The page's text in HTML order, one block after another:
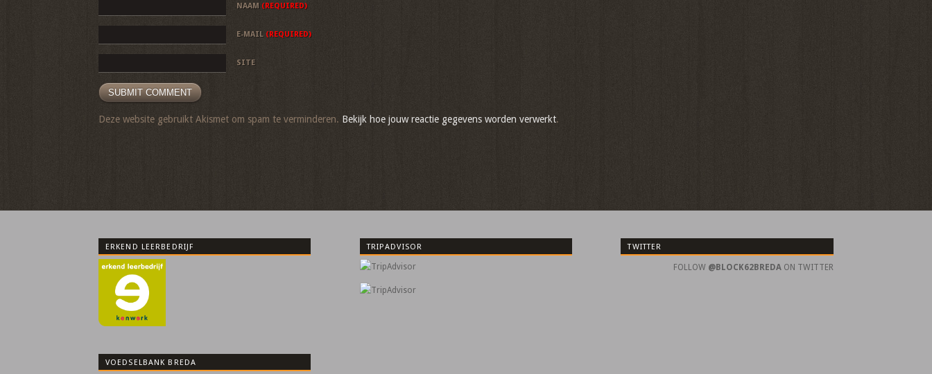
NAAM (REQUIRED)
E-MAIL (REQUIRED)
SITE
Deze website gebruikt Akismet om spam te verminderen. Bekijk hoe jouw reactie gegevens worden verwerkt.
ERKEND LEERBEDRIJF
VOEDSELBANK BREDA
TRIPADVISOR TWITTER
FOLLOW @BLOCK62BREDAON TWITTER